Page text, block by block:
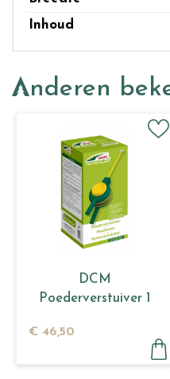
Inhoud
Anderen
DCM
Poederverstuiver 1
€ 46,50